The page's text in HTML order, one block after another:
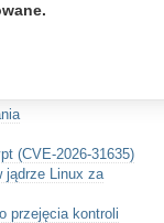
(CVE-2026-31635)
jądrze Linux za
przejęcia kontroli